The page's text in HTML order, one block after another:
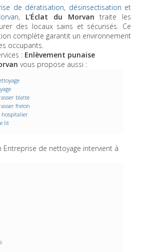
de dératisation, désinsectisation et
, L'Éclat du Morvan traite les
des locaux sains et sécurisés. Ce
complète garantit un environnement
occupants.
: Enlèvement punaise
vous propose aussi :
blatte
frelon
hospitalier
lit
Entreprise de nettoyage intervient à